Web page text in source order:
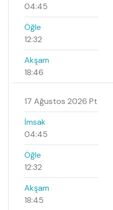
04:45
Öğle
12:32
Akşam
18:46
17 Ağustos 2026 Pt
İmsak
04:45
Öğle
12:32
Akşam
18:45